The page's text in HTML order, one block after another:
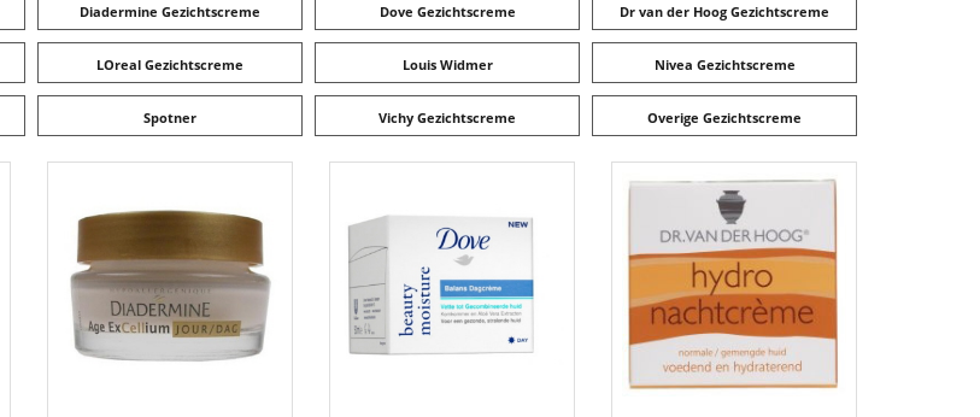
Diadermine Gezichtscreme Dove Gezichtscreme Dr van der Hoog Gezichtscreme
LOreal Gezichtscreme Louis Widmer Nivea Gezichtscreme
Spotner Vichy Gezichtscreme Overige Gezichtscreme